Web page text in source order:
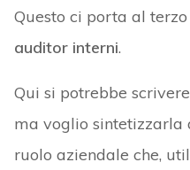
Questo ci porta al
auditor interni.
Qui si potrebbe
ma voglio sintetizzarla
ruolo aziendale che,